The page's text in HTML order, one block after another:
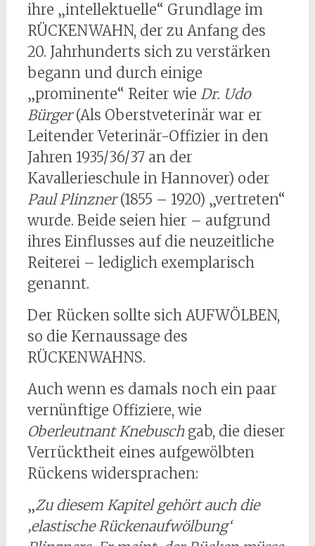
ihre „intellektuelle“ Grundlage im
RÜCKENWAHN, der zu Anfang des
20. Jahrhunderts sich zu verstärken
begann und durch einige
„prominente“ Reiter wie Dr. Udo
Bürger(Als Oberstveterinär war er
Leitender Veterinär-Offizier in den
Jahren 1935/36/37 an der
Kavallerieschule in Hannover) oder
Paul Plinzner(1855 – 1920) „vertreten“
wurde. Beide seien hier – aufgrund
ihres Einflusses auf die neuzeitliche
Reiterei – lediglich exemplarisch
genannt.
Der Rücken sollte sich AUFWÖLBEN,
so die Kernaussage des
RÜCKENWAHNS.
Auch wenn es damals noch ein paar
vernünftige Offiziere, wie
Oberleutnant Knebuschgab, die dieser
Verrücktheit eines aufgewölbten
Rückens widersprachen:
„Zu diesem Kapitel gehört auch die
‚elastische Rückenaufwölbung‘